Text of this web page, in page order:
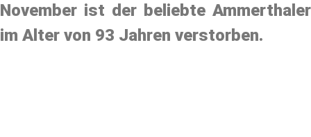
November ist der beliebte Ammerthaler
im Alter von 93 Jahren verstorben.